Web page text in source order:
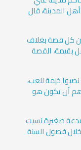
المدينة، قال
كل قصة بغلاف
بقيمة، القصة
خيمة للعب،
أن يكون هو
صغيرة نسيت
فصول السنة